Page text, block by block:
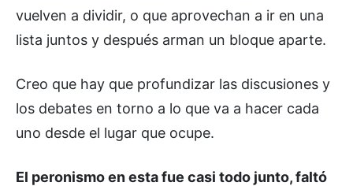
vuelven a dividir, o que aprovechan a ir en una
lista juntos y después arman un bloque aparte.
Creo que hay que profundizar las discusiones y
los debates en torno a lo que va a hacer cada
uno desde el lugar que ocupe.
El peronismo en esta fue casi todo junto, faltó